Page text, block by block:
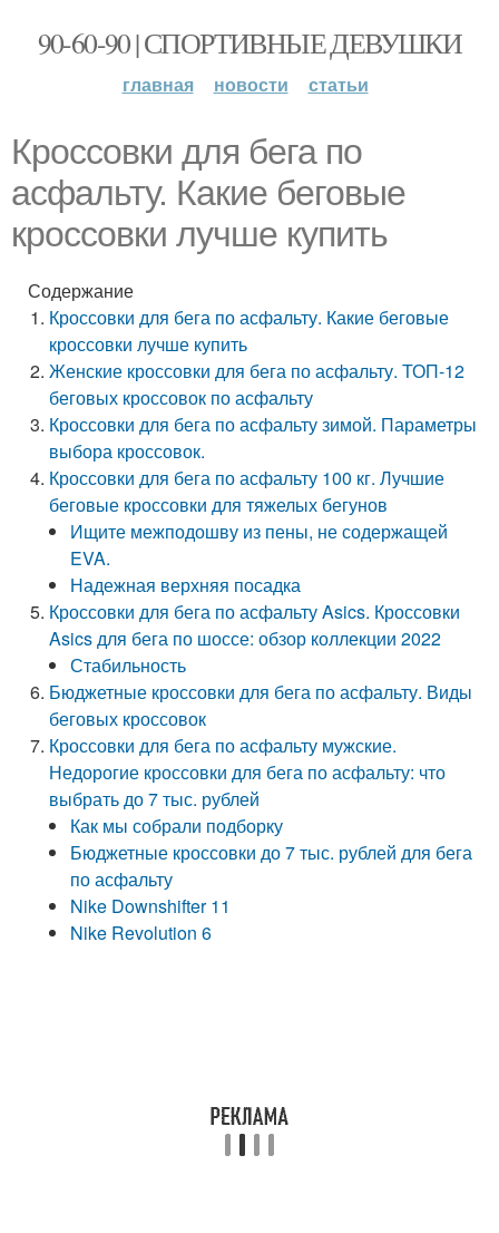
90-60-90 | СПОРТИВНЫЕ ДЕВУШКИ
главная новости статьи
Кроссовки для бега по
асфальту. Какие беговые
кроссовки лучше купить
Содержание
Кроссовки для бега по асфальту. Какие беговые
кроссовки лучше купить
Женские кроссовки для бега по асфальту. ТОП-12
беговых кроссовок по асфальту
Кроссовки для бега по асфальту зимой. Параметры
выбора кроссовок.
Кроссовки для бега по асфальту 100 кг. Лучшие
беговые кроссовки для тяжелых бегунов
Ищите межподошву из пены, не содержащей
EVA.
Надежная верхняя посадка
Кроссовки для бега по асфальту Asics. Кроссовки
Asics для бега по шоссе: обзор коллекции 2022
Стабильность
Бюджетные кроссовки для бега по асфальту. Виды
беговых кроссовок
Кроссовки для бега по асфальту мужские.
Недорогие кроссовки для бега по асфальту: что
выбрать до 7 тыс. рублей
Как мы собрали подборку
Бюджетные кроссовки до 7 тыс. рублей для бега
по асфальту
Nike Downshifter 11
Nike Revolution 6